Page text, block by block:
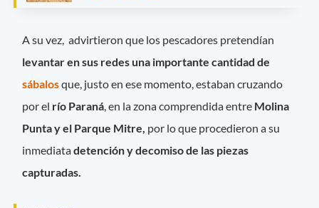
A su vez, advirtieron que los pescadores pretendían
levantar en sus redes una importante cantidad de
sábalosque, justo en ese momento, estaban cruzando
por el río Paraná, en la zona comprendida entre Molina
Punta y el Parque Mitre, por lo que procedieron a su
inmediatadetención y decomiso de las piezas
capturadas.